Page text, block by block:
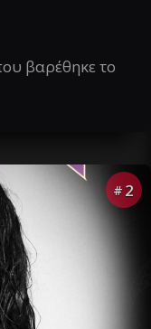
βαρέθηκε το
# 2